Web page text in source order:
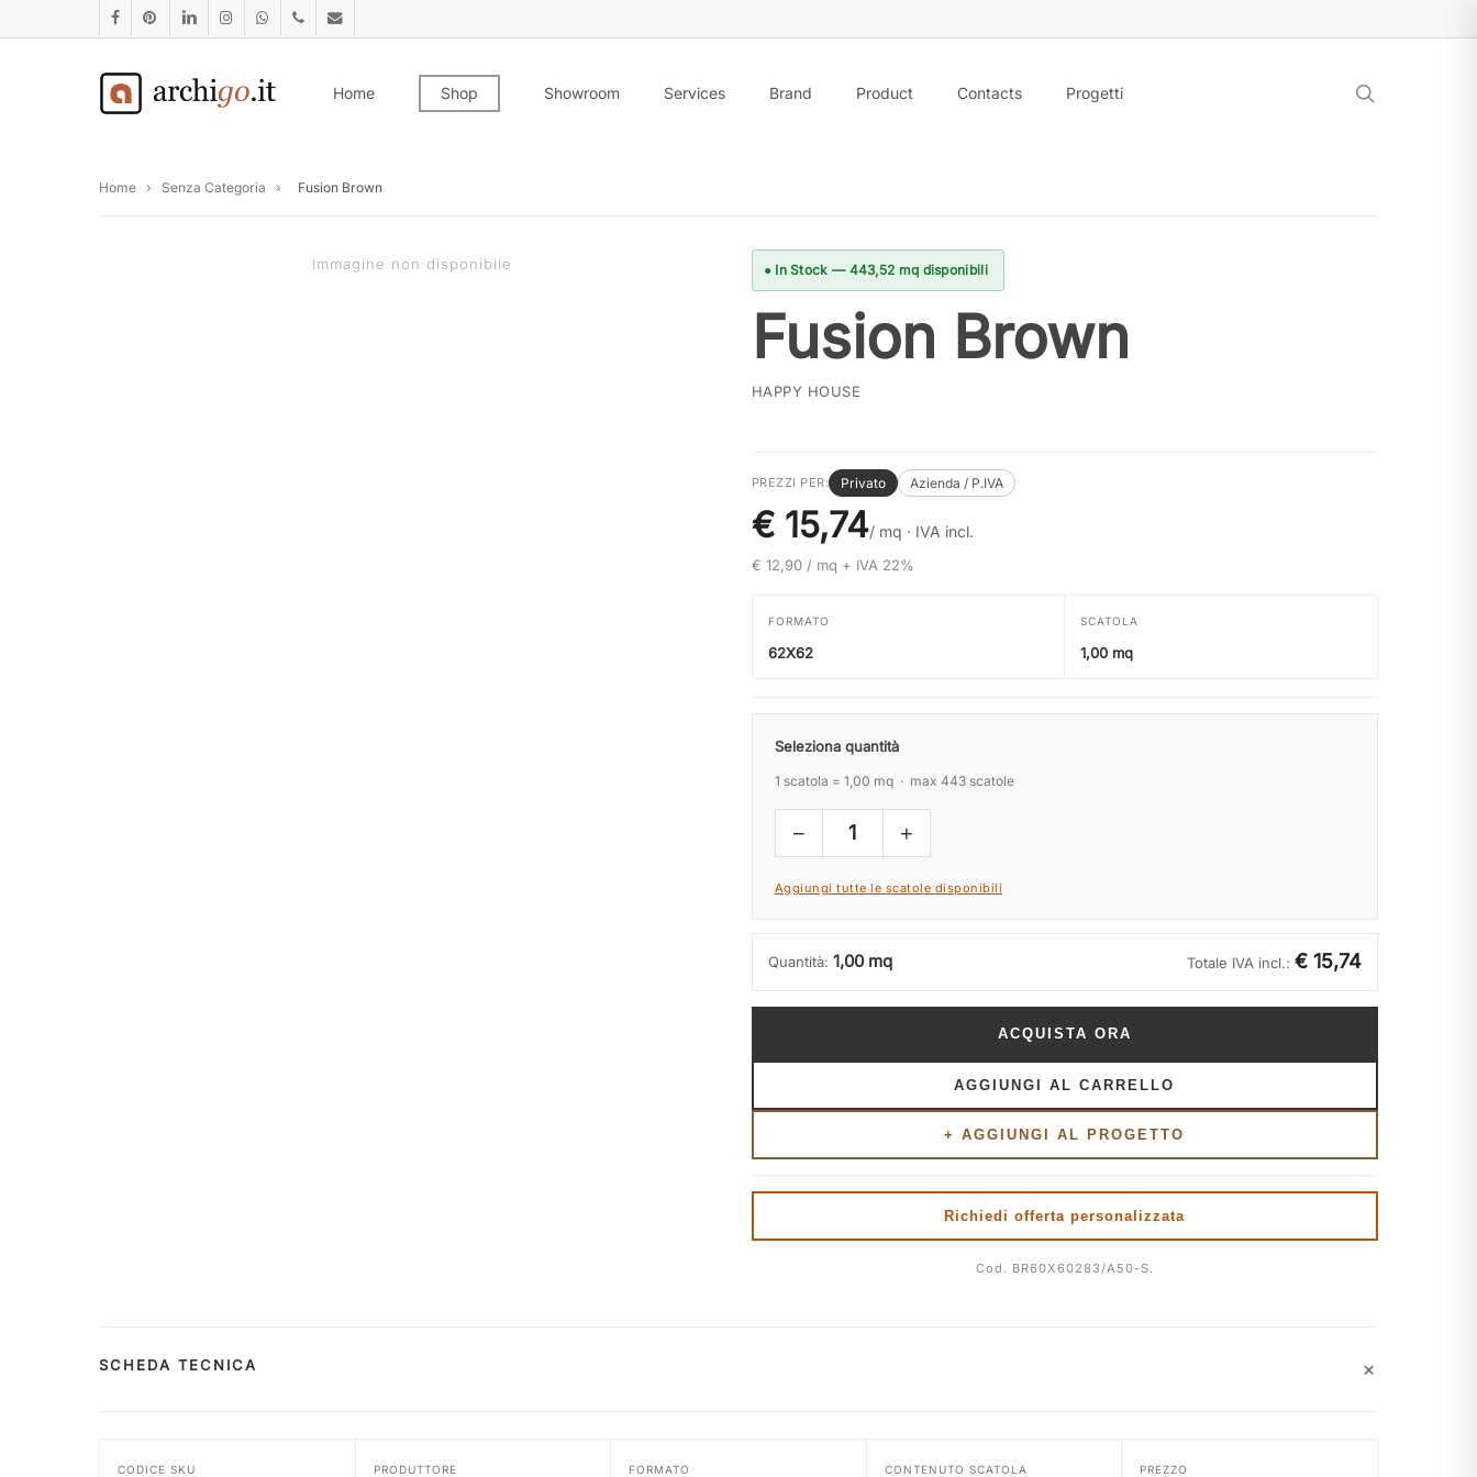
to
facebookpinterestlinkedininstagramwhatsappphoneemail
Home Shop Showroom Services Brand Product Contacts Progetti
Home › Senza Categoria › Fusion Brown
Immagine non disponibile ● In Stock — 443,52 mq disponibili
Fusion Brown
HAPPY HOUSE
PREZZI PER: Privato Azienda / P.IVA
€ 15,74/ mq · IVA incl.
€ 12,90 / mq + IVA 22%
FORMATO
62X62
SCATOLA
1,00 mq
Seleziona quantità
1 scatola = 1,00 mq · max 443 scatole
− 1 +
Aggiungi tutte le scatole disponibili
Quantità: 1,00 mq Totale IVA incl.: € 15,74
ACQUISTA ORA
AGGIUNGI AL CARRELLO
+ AGGIUNGI AL PROGETTO
Richiedi offerta personalizzata
Cod. BR60X60283/A50-S.
SCHEDA TECNICA +
CODICE SKU PRODUTTORE FORMATO CONTENUTO SCATOLA PREZZO